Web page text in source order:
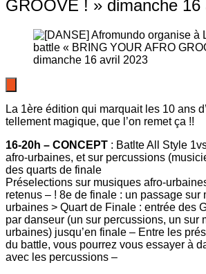
GROOVE ! » dimanche 16
La 1ère édition qui marquait les 10 ans d’
tellement magique, que l’on remet ça !!
16-20h – CONCEPT : Batlte All Style
afro-urbaines, et sur percussions
des quarts de finale
Préselections sur musiques afro-
retenus – ! 8e de finale : un passage sur
urbaines > Quart de Finale : entrée des
par danseur (un sur percussions, un sur
urbaines) jusqu’en finale – Entre les
du battle, vous pourrez vous essayer à
avec les percussions –